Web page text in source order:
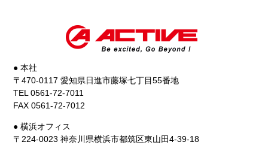
● 本社
〒470-0117 愛知県日進市藤塚七丁目55番地
TEL 0561-72-7011
FAX 0561-72-7012
● 横浜オフィス
〒224-0023 神奈川県横浜市都筑区東山田4-39-18